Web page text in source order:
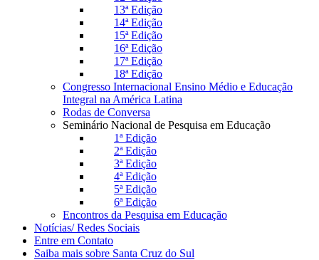
13ª Edição
14ª Edição
15ª Edição
16ª Edição
17ª Edição
18ª Edição
Congresso Internacional Ensino Médio e Educação
Integral na América Latina
Rodas de Conversa
Seminário Nacional de Pesquisa em Educação
1ª Edição
2ª Edição
3ª Edição
4ª Edição
5ª Edição
6ª Edição
Encontros da Pesquisa em Educação
Notícias/ Redes Sociais
Entre em Contato
Saiba mais sobre Santa Cruz do Sul